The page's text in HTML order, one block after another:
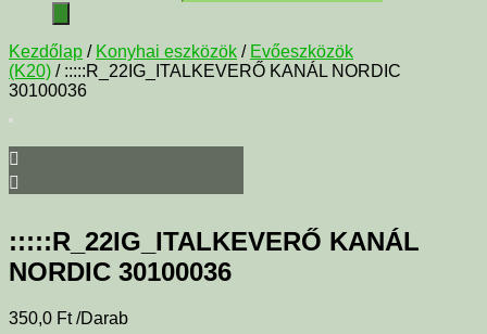
Kezdőlap / Konyhai eszközök / Evőeszközök
(K20) / :::::R_22IG_ITALKEVERŐ KANÁL NORDIC
30100036
:::::R_22IG_ITALKEVERŐ KANÁL
NORDIC 30100036
350,0 Ft /Darab